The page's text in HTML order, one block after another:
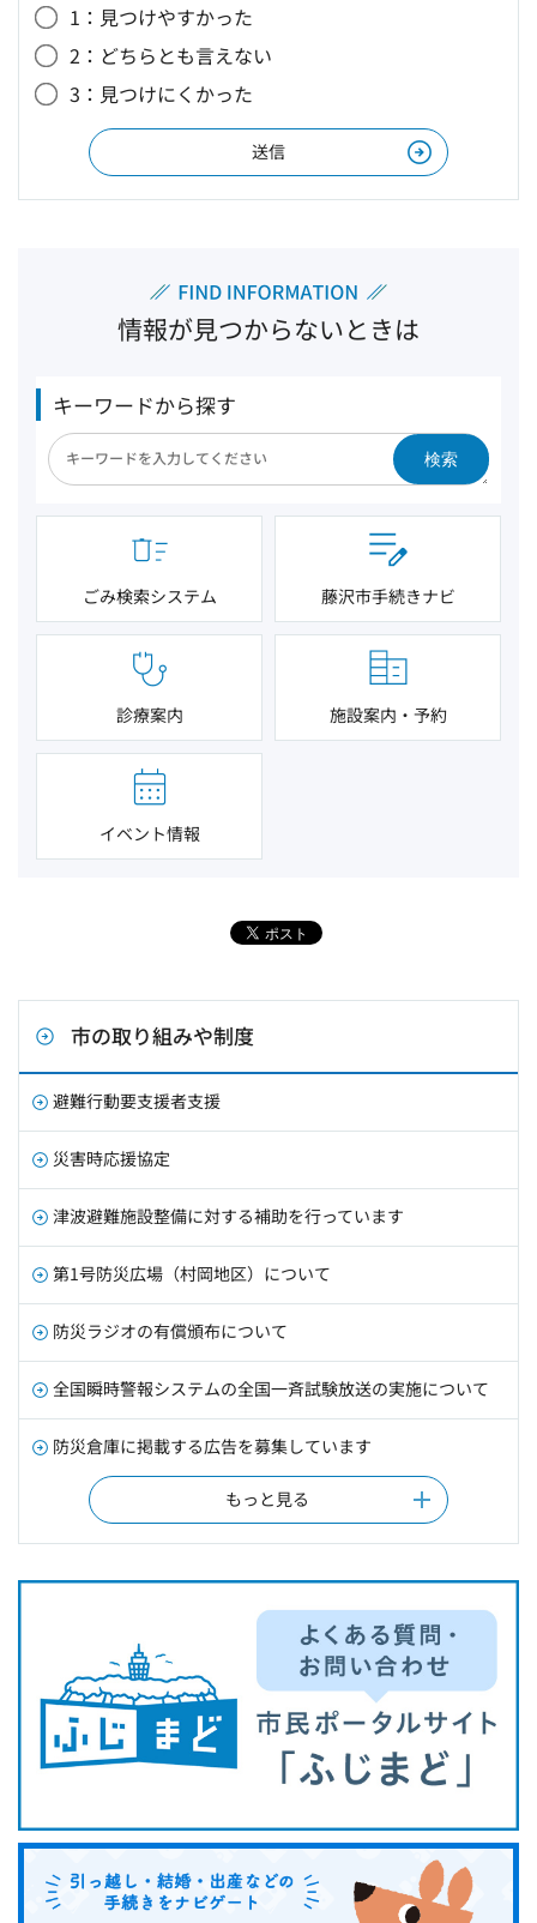
1：見つけやすかった
2：どちらとも言えない
3：見つけにくかった
情報が見つからないときは
キーワードから探す
検索
ごみ検索システム 藤沢市手続きナビ
診療案内 施設案内・予約
イベント情報
市の取り組みや制度
避難行動要支援者支援
災害時応援協定
津波避難施設整備に対する補助を行っています
第1号防災広場（村岡地区）について
防災ラジオの有償頒布について
全国瞬時警報システムの全国一斉試験放送の実施について
防災倉庫に掲載する広告を募集しています
もっと見る